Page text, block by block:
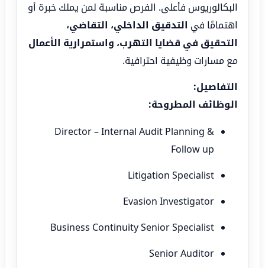
البكالوريوس فأعلى. الفرص مناسبة لمن يملك خبرة أو
اهتمامًا في التدقيق الداخلي، التقاضي،
التحقيق في قضايا التهرب، واستمرارية الأعمال
مع مسارات وظيفية احترافية.
التفاصيل:
الوظائف المطروحة:
Director – Internal Audit Planning &
Follow up
Litigation Specialist
Evasion Investigator
Business Continuity Senior Specialist
Senior Auditor